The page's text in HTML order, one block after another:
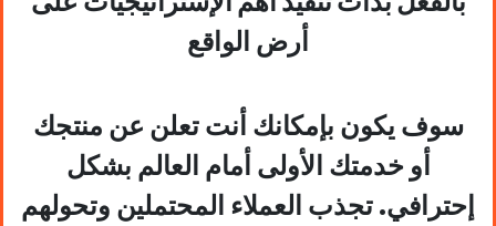
أرض الواقع
سوف يكون بإمكانك أنت تعلن عن منتجك
أو خدمتك الأولى أمام العالم بشكل
إحترافي. تجذب العملاء المحتملين وتحولهم